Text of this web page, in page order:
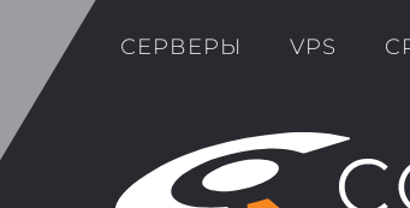
СЕРВЕРЫ VPS